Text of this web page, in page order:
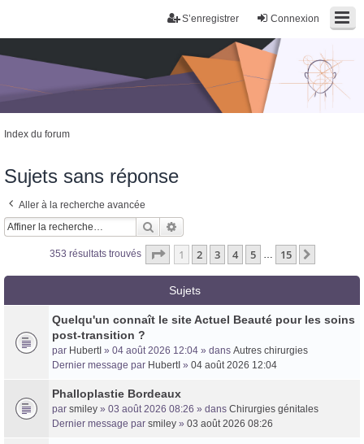
Connexion
S’enregistrer
Trans District
Forum d'information sur les transidentités masculines FtM/FtX/Ft*
Index du forum
Sujets sans réponse
Aller à la recherche avancée
Rechercher
353 résultats trouvés Page 1sur15
1 2 3 4 5 … 15
Sujets
Quelqu'un connaît le site Actuel Beauté pour les soins
post-transition ?
par HubertI » 04 août 2026 12:04 » dans Autres chirurgies
Dernier message par HubertI » 04 août 2026 12:04
Phalloplastie Bordeaux
par smiley » 03 août 2026 08:26 » dans Chirurgies génitales
Dernier message par smiley » 03 août 2026 08:26